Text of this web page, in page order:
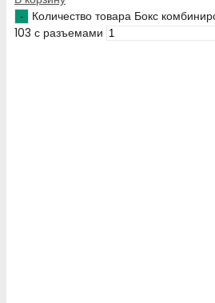
Количество товара Бокс
103 с разъемами